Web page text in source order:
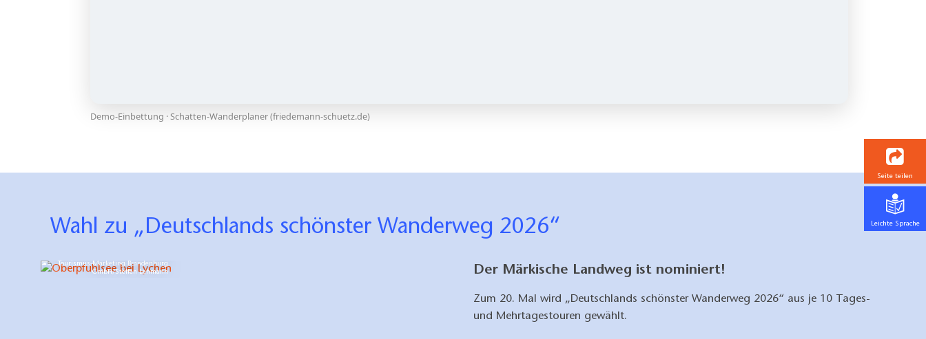
Demo-Einbettung · Schatten-Wanderplaner (friedemann-schuetz.de)
Wahl zu „Deutschlands schönster Wanderweg 2026“
Tourismus-Marketing Brandenburg
GmbH/Steffen Lehmann
Der Märkische Landweg ist nominiert!
Zum 20. Mal wird „Deutschlands schönster Wanderweg 2026“ aus je 10 Tages-
und Mehrtagestouren gewählt.
Seite teilen
Leichte Sprache